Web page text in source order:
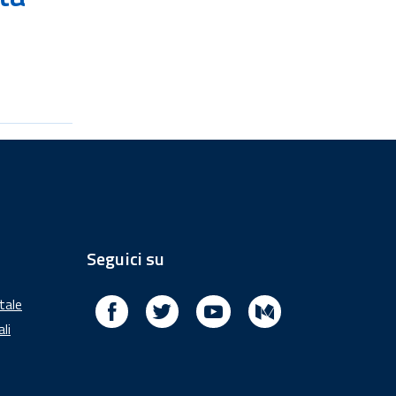
Seguici su
Facebook Twitter Youtube